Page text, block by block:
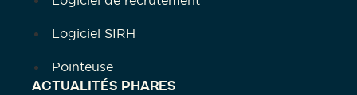
Logiciel SIRH
Pointeuse
ACTUALITÉS PHARES